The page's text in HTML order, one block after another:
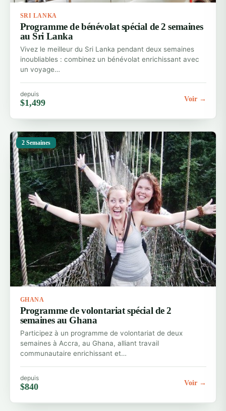
SRI LANKA
Programme de bénévolat spécial de 2 semaines
au Sri Lanka
Vivez le meilleur du Sri Lanka pendant deux semaines
inoubliables : combinez un bénévolat enrichissant avec
un voyage…
depuis
$1,499 Voir →
2 Semaines
GHANA
Programme de volontariat spécial de 2
semaines au Ghana
Participez à un programme de volontariat de deux
semaines à Accra, au Ghana, alliant travail
communautaire enrichissant et…
depuis
$840 Voir →